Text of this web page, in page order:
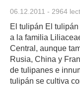
06.12.2011 - 2964
El tulipán El
a la familia
Central, aunque
Rusia, China y
de tulipanes e
tulipán se cultiva